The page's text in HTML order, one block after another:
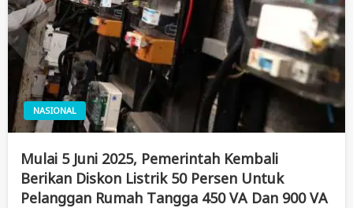
NASIONAL
Mulai 5 Juni 2025, Pemerintah Kembali
Berikan Diskon Listrik 50 Persen Untuk
Pelanggan Rumah Tangga 450 VA Dan 900 VA